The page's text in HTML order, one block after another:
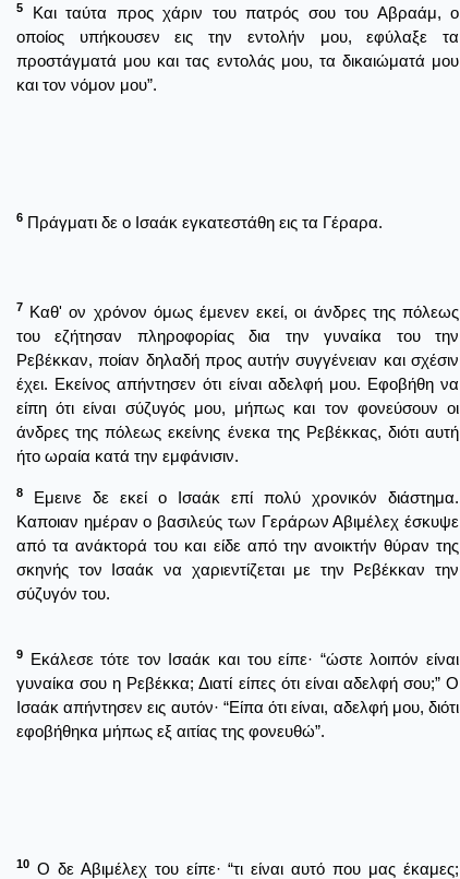
5
Και ταύτα προς χάριν του πατρός σου του Αβραάμ, ο
οποίος υπήκουσεν εις την εντολήν μου, εφύλαξε τα
προστάγματά μου και τας εντολάς μου, τα δικαιώματά μου
και τον νόμον μου”.
6 Πράγματι δε ο Ισαάκ εγκατεστάθη εις τα Γέραρα.
7 Καθ' ον χρόνον όμως έμενεν εκεί, οι άνδρες της πόλεως
του εζήτησαν πληροφορίας δια την γυναίκα του την
Ρεβέκκαν, ποίαν δηλαδή προς αυτήν συγγένειαν και σχέσιν
έχει. Εκείνος απήντησεν ότι είναι αδελφή μου. Εφοβήθη να
είπη ότι είναι σύζυγός μου, μήπως και τον φονεύσουν οι
άνδρες της πόλεως εκείνης ένεκα της Ρεβέκκας, διότι αυτή
ήτο ωραία κατά την εμφάνισιν.
8
Εμεινε δε εκεί ο Ισαάκ επί πολύ χρονικόν διάστημα.
Καποιαν ημέραν ο βασιλεύς των Γεράρων Αβιμέλεχ έσκυψε
από τα ανάκτορά του και είδε από την ανοικτήν θύραν της
σκηνής τον Ισαάκ να χαριεντίζεται με την Ρεβέκκαν την
σύζυγόν του.
9
Εκάλεσε τότε τον Ισαάκ και του είπε· “ώστε λοιπόν είναι
γυναίκα σου η Ρεβέκκα; Διατί είπες ότι είναι αδελφή σου;” Ο
Ισαάκ απήντησεν εις αυτόν· “Είπα ότι είναι, αδελφή μου, διότι
εφοβήθηκα μήπως εξ αιτίας της φονευθώ”.
10 Ο δε Αβιμέλεχ του είπε· “τι είναι αυτό που μας έκαμες;